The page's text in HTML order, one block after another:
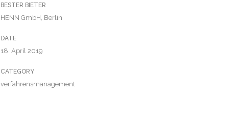
BESTER BIETER
HENN GmbH, Berlin
DATE
18. April 2019
CATEGORY
verfahrensmanagement